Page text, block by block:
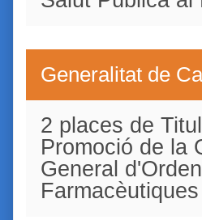
Generalitat de
2 places de
Promoció de la
General